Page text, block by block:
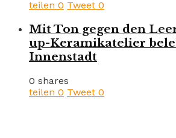
teilen 0 Tweet 0
Mit Ton gegen den
up-Keramikatelier
Innenstadt
0 shares
teilen 0 Tweet 0